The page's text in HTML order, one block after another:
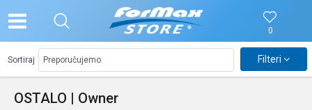
0
OSTALO | Owner
Sortiraj Filteri